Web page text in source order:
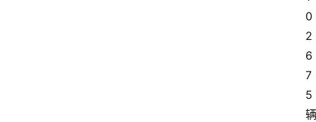
0
2
6
7
5
辆